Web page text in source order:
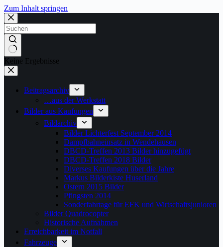
Zum Inhalt springen
Keine Ergebnisse
Beitragsarchiv
…aus der Werkstatt
Bilder aus Kaufungen
Bildarchiv
Bilder Lichterfest September 2014
Dampfbahneinsatz in Wendehausen
DBCD-Treffen 2013 Bilder hinzugefügt
DBCD-Treffen 2018 Bilder
Diverses Kaufungen über die Jahre
Markus Bilderkiste Huserland
Ostern 2015 Bilder
Pfingsten 2014
Sonderfahrtage für EFK und Wirtschaftsjunioren
Bilder Quadrocopter
Historische Aufnahmen
Erreichbarkeit im Notfall
Fahrzeuge